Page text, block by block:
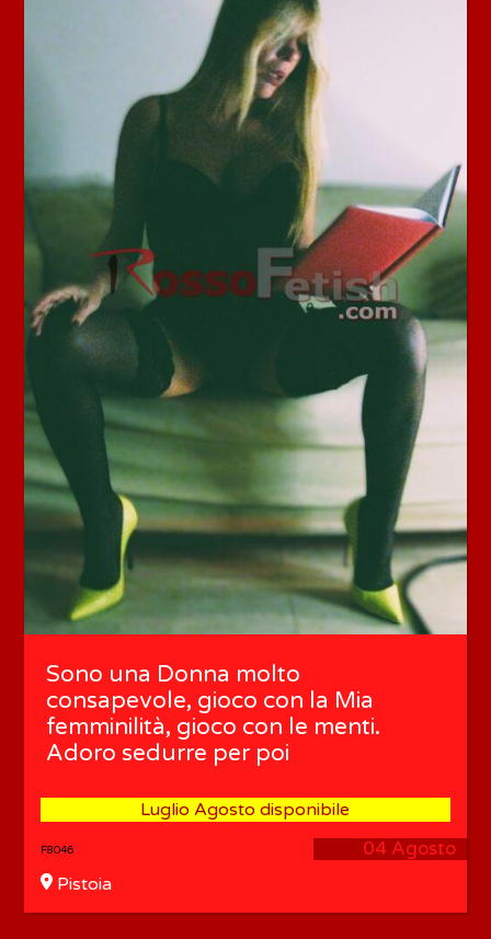
Sono una Donna molto
consapevole, gioco con la Mia
femminilità, gioco con le menti.
Adoro sedurre per poi
Luglio Agosto disponibile
04 Agosto
F8046
Pistoia